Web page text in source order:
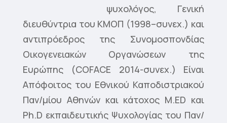
ψυχολόγος, Γενική
διευθύντρια του ΚΜΟΠ (1998–συνεχ.) και
αντιπρόεδρος της Συνομοσπονδίας
Οικογενειακών Οργανώσεων της
Ευρώπης (COFACE 2014-συνεχ.) Είναι
Απόφοιτος του Εθνικού Καποδιστριακού
Παν/μίου Αθηνών και κάτοχος M.ED και
Ph.D εκπαιδευτικής Ψυχολογίας του Παν/